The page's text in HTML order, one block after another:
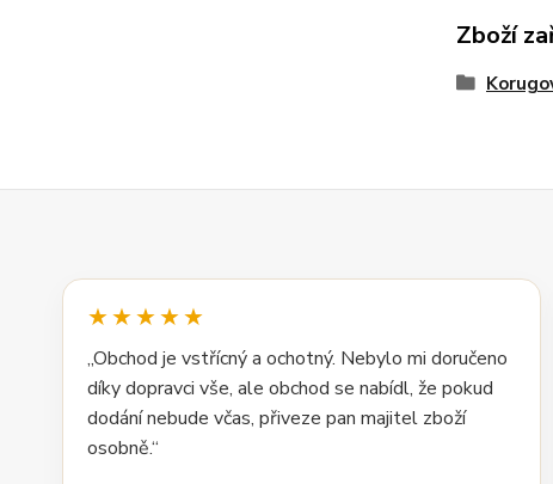
Zboží
★★★★★
„Obchod je vstřícný a ochotný. Nebylo mi doručeno
díky dopravci vše, ale obchod se nabídl, že pokud
dodání nebude včas, přiveze pan majitel zboží
osobně.“